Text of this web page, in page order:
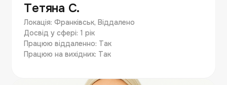
Тетяна С.
Локація: Франківськ, Віддалено
Досвід у сфері: 1 рік
Працюю віддаленно: Так
Працюю на вихідних: Так